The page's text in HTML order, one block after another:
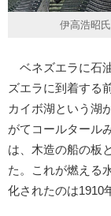
伊高浩昭氏
ベネズエラに石
ズエラに到着する
カイボ湖という湖
がてコールタール
は、木造の船の板
た。これが燃える
化されたのは1910